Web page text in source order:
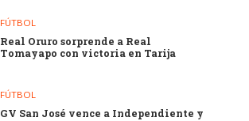
FÚTBOL
Real Oruro sorprende a Real
Tomayapo con victoria en Tarija
FÚTBOL
GV San José vence a Independiente y